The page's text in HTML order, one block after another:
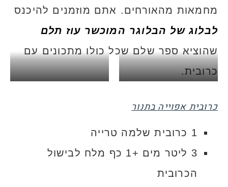
מחמאות מהאורחים. אתם מוזמנים להיכנס
לבלוג של הבלוגר המוכשר עוז תלם
שהוציא ספר שלם שכל כולו מתכונים עם
כרובית.
כרובית אפוייה בתנור
1 כרובית שלמה טרייה
3 ליטר מים +1 כף מלח לבישול
הכרובית